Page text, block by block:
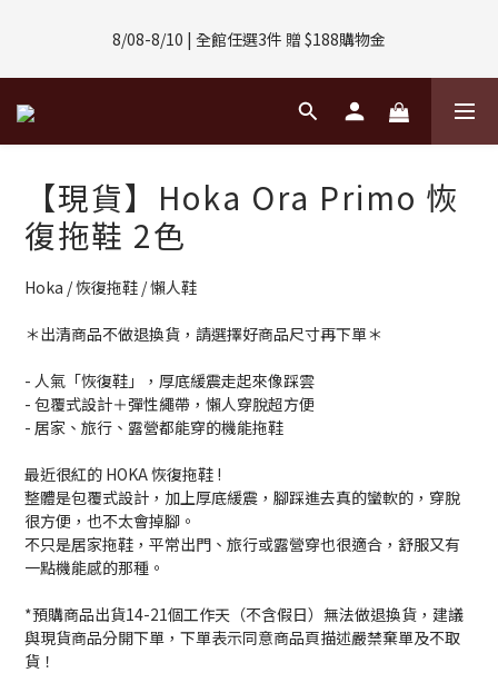
(數量有限售完不補)
8/08-8/10 | 全館任選3件 贈 $188購物金
8/01-8/31 | 任選2件CUBOX正價商品 贈【威靈頓 / 波士頓墨鏡】
【現貨】Hoka Ora Primo 恢
復拖鞋 2色
Hoka / 恢復拖鞋 / 懶人鞋
＊出清商品不做退換貨，請選擇好商品尺寸再下單＊
- 人氣「恢復鞋」，厚底緩震走起來像踩雲
- 包覆式設計＋彈性繩帶，懶人穿脫超方便
- 居家、旅行、露營都能穿的機能拖鞋
最近很紅的 HOKA 恢復拖鞋 !
整體是包覆式設計，加上厚底緩震，腳踩進去真的蠻軟的，穿脫
很方便，也不太會掉腳。
不只是居家拖鞋，平常出門、旅行或露營穿也很適合，舒服又有
一點機能感的那種。
*預購商品出貨14-21個工作天（不含假日）無法做退換貨，建議
與現貨商品分開下單，下單表示同意商品頁描述嚴禁棄單及不取
貨！